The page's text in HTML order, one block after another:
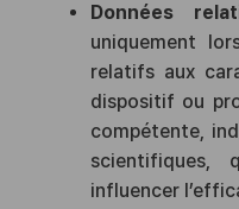
Données
uniquement
relatifs aux
dispositif ou
compétente,
scientifiques,
influencer